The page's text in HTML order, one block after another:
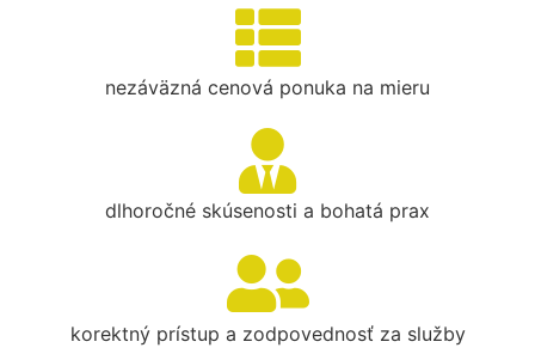
nezáväzná cenová ponuka na mieru
dlhoročné skúsenosti a bohatá prax
korektný prístup a zodpovednosť za služby